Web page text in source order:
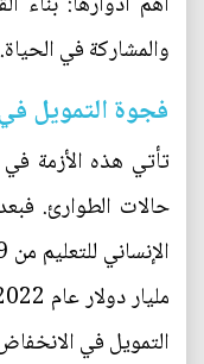
والمشاركة في الحياة.
فجوة التمويل
تأتي هذه الأزمة
حالات الطوارئ.
التمويل في الانخفاض